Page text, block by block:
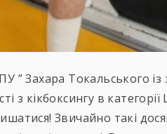
” Захара Токальського із
з кікбоксингу в
Звичайно такі